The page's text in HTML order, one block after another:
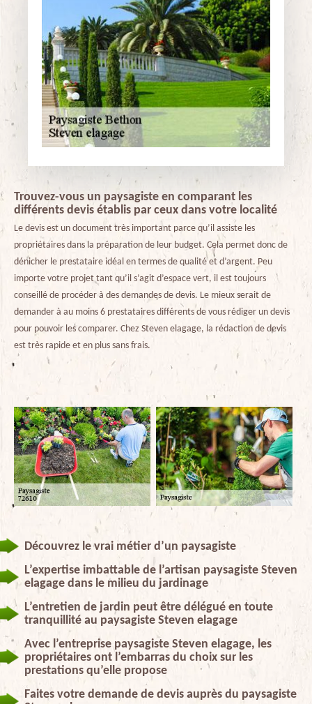
Trouvez-vous un paysagiste en comparant les
différents devis établis par ceux dans votre localité
Le devis est un document très important parce qu’il assiste les
propriétaires dans la préparation de leur budget. Cela permet donc de
dénicher le prestataire idéal en termes de qualité et d’argent. Peu
importe votre projet tant qu’il s’agit d’espace vert, il est toujours
conseillé de procéder à des demandes de devis. Le mieux serait de
demander à au moins 6 prestataires différents de vous rédiger un devis
pour pouvoir les comparer. Chez Steven elagage, la rédaction de devis
est très rapide et en plus sans frais.
Découvrez le vrai métier d’un paysagiste
L’expertise imbattable de l’artisan paysagiste Steven
elagage dans le milieu du jardinage
L’entretien de jardin peut être délégué en toute
tranquillité au paysagiste Steven elagage
Avec l’entreprise paysagiste Steven elagage, les
propriétaires ont l’embarras du choix sur les
prestations qu’elle propose
Faites votre demande de devis auprès du paysagiste